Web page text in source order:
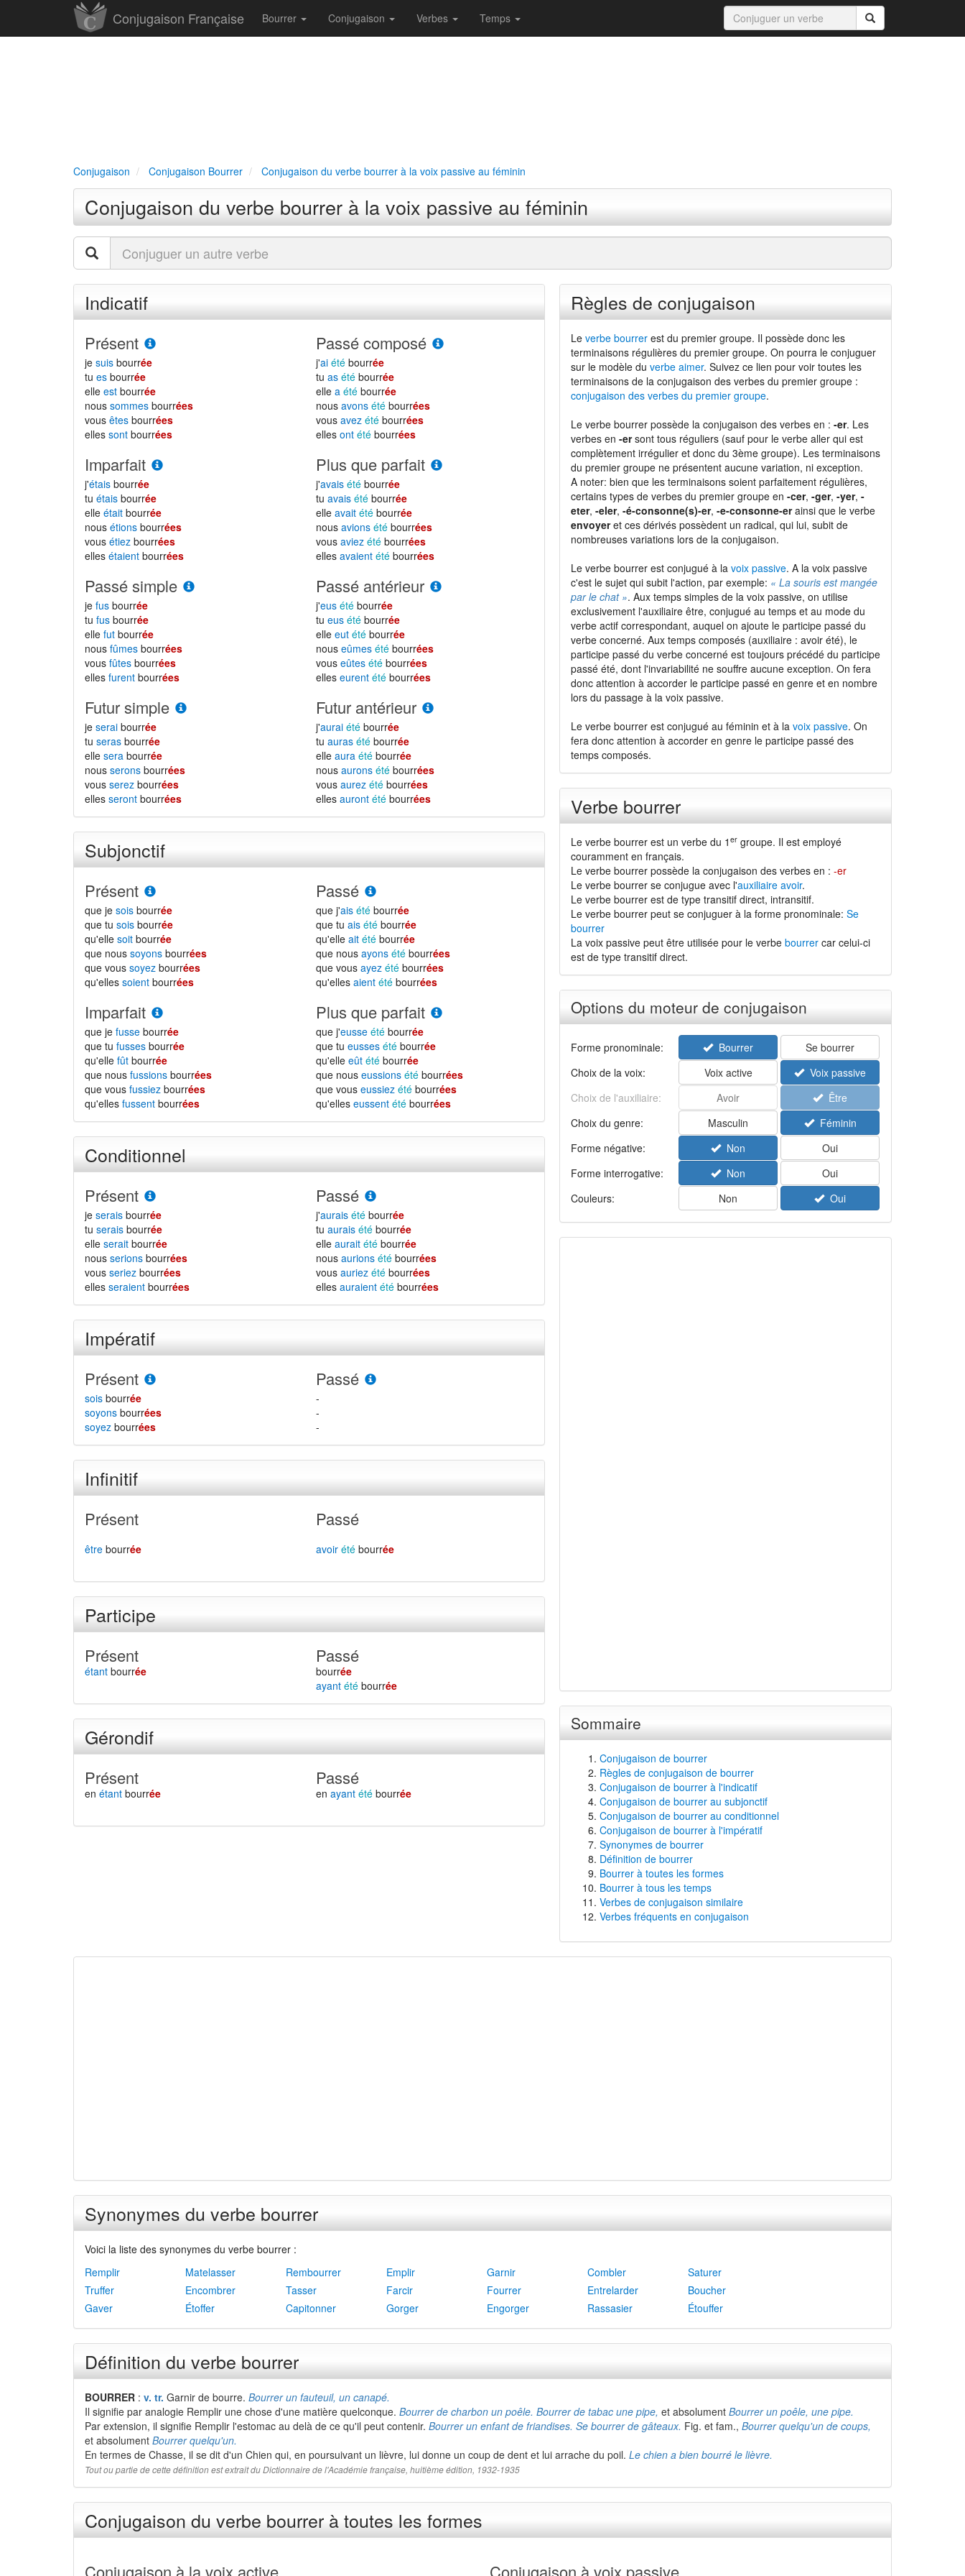
Conjugaison Française Bourrer Conjugaison Verbes Temps
Conjugaison Conjugaison Bourrer Conjugaison du verbe bourrer à la voix passive au féminin
Conjugaison du verbe bourrer à la voix passive au féminin
Indicatif
Présent
je suis bourrée
tu es bourrée
elle est bourrée
nous sommes bourrées
vous êtes bourrées
elles sont bourrées
Passé composé
j'ai été bourrée
tuas été bourrée
ellea été bourrée
nousavons été bourrées
vousavez été bourrées
ellesont été bourrées
Imparfait
j'étais bourrée
tu étais bourrée
elle était bourrée
nous étions bourrées
vous étiez bourrées
elles étaient bourrées
Plus que parfait
j'avais été bourrée
tuavais été bourrée
elleavait été bourrée
nousavions été bourrées
vousaviez été bourrées
ellesavaient été bourrées
Passé simple
je fus bourrée
tu fus bourrée
elle fut bourrée
nous fûmes bourrées
vous fûtes bourrées
elles furent bourrées
Passé antérieur
j'eus été bourrée
tueus été bourrée
elleeut été bourrée
nouseûmes été bourrées
vouseûtes été bourrées
elleseurent été bourrées
Futur simple
je serai bourrée
tu seras bourrée
elle sera bourrée
nous serons bourrées
vous serez bourrées
elles seront bourrées
Futur antérieur
j'aurai été bourrée
tuauras été bourrée
elleaura été bourrée
nousaurons été bourrées
vousaurez été bourrées
ellesauront été bourrées
Subjonctif
Présent
que je sois bourrée
que tu sois bourrée
qu'elle soit bourrée
que nous soyons bourrées
que vous soyez bourrées
qu'elles soient bourrées
Passé
que j'ais été bourrée
que tuais été bourrée
qu'elleait été bourrée
que nousayons été bourrées
que vousayez été bourrées
qu'ellesaient été bourrées
Imparfait
que je fusse bourrée
que tu fusses bourrée
qu'elle fût bourrée
que nous fussions bourrées
que vous fussiez bourrées
qu'elles fussent bourrées
Plus que parfait
que j'eusse été bourrée
que tueusses été bourrée
qu'elleeût été bourrée
que nouseussions été bourrées
que vouseussiez été bourrées
qu'elleseussent été bourrées
Conditionnel
Présent
je serais bourrée
tu serais bourrée
elle serait bourrée
nous serions bourrées
vous seriez bourrées
elles seraient bourrées
Passé
j'aurais été bourrée
tuaurais été bourrée
elleaurait été bourrée
nousaurions été bourrées
vousauriez été bourrées
ellesauraient été bourrées
Impératif
Présent
sois bourrée
soyons bourrées
soyez bourrées
Passé
-
-
-
Infinitif
Présent
être bourrée
Passé
avoir été bourrée
Participe
Présent
étant bourrée
Passé
bourrée
ayant été bourrée
Gérondif
Présent
en étant bourrée
Passé
enayant été bourrée
Règles de conjugaison
Le verbe bourrerest du premier groupe. Il possède donc les
terminaisons régulières du premier groupe. On pourra le conjuguer
sur le modèle du verbe aimer. Suivez ce lien pour voir toutes les
terminaisons de la conjugaison des verbes du premier groupe :
conjugaison des verbes du premier groupe.
Le verbe bourrer possède la conjugaison des verbes en : -er. Les
verbes en -ersont tous réguliers (sauf pour le verbe aller qui est
complètement irrégulier et donc du 3ème groupe). Les terminaisons
du premier groupe ne présentent aucune variation, ni exception.
A noter: bien que les terminaisons soient parfaitement régulières,
certains types de verbes du premier groupe en -cer, -ger, -yer, -
eter, -eler, -é-consonne(s)-er, -e-consonne-erainsi que le verbe
envoyeret ces dérivés possèdent un radical, qui lui, subit de
nombreuses variations lors de la conjugaison.
Le verbe bourrer est conjugué à la voix passive. A la voix passive
c'est le sujet qui subit l'action, par exemple: « La souris est mangée
par le chat ». Aux temps simples de la voix passive, on utilise
exclusivement l'auxiliaire être, conjugué au temps et au mode du
verbe actif correspondant, auquel on ajoute le participe passé du
verbe concerné. Aux temps composés (auxiliaire : avoir été), le
participe passé du verbe concerné est toujours précédé du participe
passé été, dont l'invariabilité ne souffre aucune exception. On fera
donc attention à accorder le participe passé en genre et en nombre
lors du passage à la voix passive.
Le verbe bourrer est conjugué au féminin et à la voix passive. On
fera donc attention à accorder en genre le participe passé des
temps composés.
Verbe bourrer
Le verbe bourrer est un verbe du 1 ergroupe. Il est employé
couramment en français.
Le verbe bourrer possède la conjugaison des verbes en : -er
Le verbe bourrer se conjugue avec l'auxiliaire avoir.
Le verbe bourrer est de type transitif direct, intransitif.
Le verbe bourrer peut se conjuguer à la forme pronominale: Se
bourrer
La voix passive peut être utilisée pour le verbe bourrercar celui-ci
est de type transitif direct.
Options du moteur de conjugaison
Forme pronominale: Bourrer
Se bourrer
Choix de la voix:
Voix active
Voix passive
Choix de l'auxiliaire:
Avoir
Être
Choix du genre:
Masculin
Féminin
Forme négative:
Non
Oui
Forme interrogative:
Non
Oui
Couleurs:
Non Oui
Sommaire
Conjugaison de bourrer
Règles de conjugaison de bourrer
Conjugaison de bourrer à l'indicatif
Conjugaison de bourrer au subjonctif
Conjugaison de bourrer au conditionnel
Conjugaison de bourrer à l'impératif
Synonymes de bourrer
Définition de bourrer
Bourrer à toutes les formes
Bourrer à tous les temps
Verbes de conjugaison similaire
Verbes fréquents en conjugaison
Synonymes du verbe bourrer
Voici la liste des synonymes du verbe bourrer :
Remplir
Matelasser Rembourrer Emplir Garnir Combler
Saturer
Truffer
Encombrer Tasser Farcir Fourrer Entrelarder
Boucher
Gaver
Étoffer Capitonner Gorger Engorger Rassasier Étouffer
Définition du verbe bourrer
BOURRER : v. tr. Garnir de bourre. Bourrer un fauteuil, un canapé.
Il signifie par analogie Remplir une chose d'une matière quelconque. Bourrer de charbon un poêle. Bourrer de tabac une pipe, et absolument Bourrer un poêle, une pipe.
Par extension, il signifie Remplir l'estomac au delà de ce qu'il peut contenir. Bourrer un enfant de friandises. Se bourrer de gâteaux. Fig. et fam., Bourrer quelqu'un de coups,
et absolument Bourrer quelqu'un.
En termes de Chasse, il se dit d'un Chien qui, en poursuivant un lièvre, lui donne un coup de dent et lui arrache du poil. Le chien a bien bourré le lièvre.
Tout ou partie de cette définition est extrait du Dictionnaire de l'Académie française, huitième édition, 1932-1935
Conjugaison du verbe bourrer à toutes les formes
Conjugaison à la voix active Conjugaison à voix passive